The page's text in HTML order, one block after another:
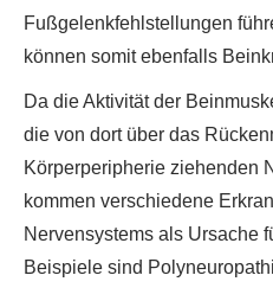
Fußgelenkfehlstellungen
können somit ebenfalls
Da die Aktivität der
die von dort über das
Körperperipherie ziehenden
kommen verschiedene
Nervensystems als Ursache
Beispiele sind